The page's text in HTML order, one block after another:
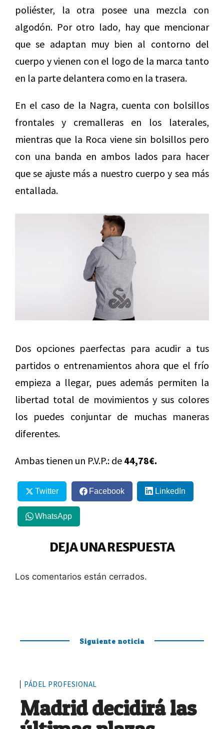
poliéster, la otra posee una mezcla con
algodón. Por otro lado, hay que mencionar
que se adaptan muy bien al contorno del
cuerpo y vienen con el logo de la marca tanto
en la parte delantera como en la trasera.
En el caso de la Nagra, cuenta con bolsillos
frontales y cremalleras en los laterales,
mientras que la Roca viene sin bolsillos pero
con una banda en ambos lados para hacer
que se ajuste más a nuestro cuerpo y sea más
entallada.
Dos opciones paerfectas para acudir a tus
partidos o entrenamientos ahora que el frío
empieza a llegar, pues además permiten la
libertad total de movimientos y sus colores
los puedes conjuntar de muchas maneras
diferentes.
Ambas tienen un P.V.P.: de 44,78€.
Twitter Facebook LinkedIn
WhatsApp
DEJA UNA RESPUESTA
Los comentarios están cerrados.
Siguiente noticia
PÁDEL PROFESIONAL
Madrid decidirá las